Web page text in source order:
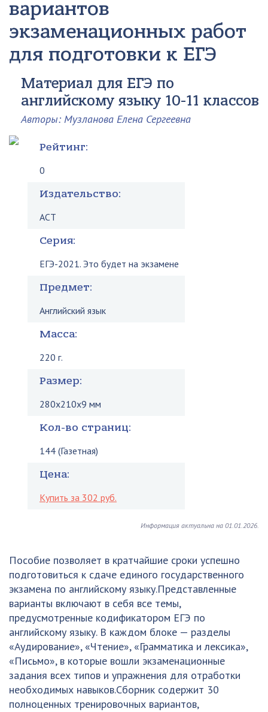
вариантов
экзаменационных работ
для подготовки к ЕГЭ
Материал для ЕГЭ по
английскому языку 10-11 классов
Авторы: Музланова Елена Сергеевна
Рейтинг:
0
Издательство:
АСТ
Серия:
ЕГЭ-2021. Это будет на экзамене
Предмет:
Английский язык
Масса:
220 г.
Размер:
280x210x9 мм
Кол-во страниц:
144 (Газетная)
Цена:
Купить за 302 руб.
Информация актуальна на 01.01.2026.
Пособие позволяет в кратчайшие сроки успешно
подготовиться к сдаче единого государственного
экзамена по английскому языку.Представленные
варианты включают в себя все темы,
предусмотренные кодификатором ЕГЭ по
английскому языку. В каждом блоке — разделы
«Аудирование», «Чтение», «Грамматика и лексика»,
«Письмо», в которые вошли экзаменационные
задания всех типов и упражнения для отработки
необходимых навыков.Сборник содержит 30
полноценных тренировочных вариантов,